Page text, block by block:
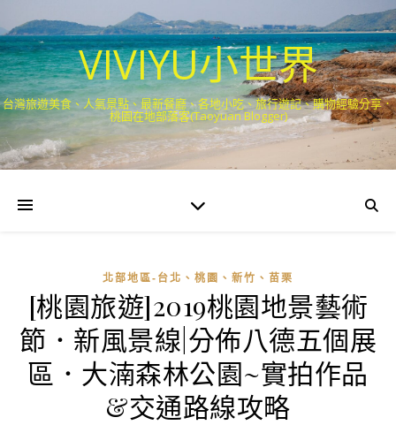
VIVIYU小世界
台灣旅遊美食、人氣景點、最新餐廳、各地小吃、旅行遊記、購物經驗分享．
桃園在地部落客(Taoyuan Blogger)
北部地區-台北、桃園、新竹、苗栗
[桃園旅遊]2019桃園地景藝術
節．新風景線|分佈八德五個展
區．大湳森林公園~實拍作品
&交通路線攻略